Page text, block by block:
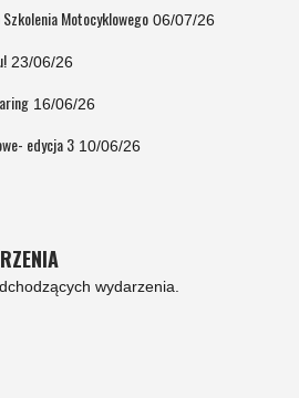
Motocyklowego 06/07/26
23/06/26
16/06/26
edycja 3 10/06/26
wydarzenia.